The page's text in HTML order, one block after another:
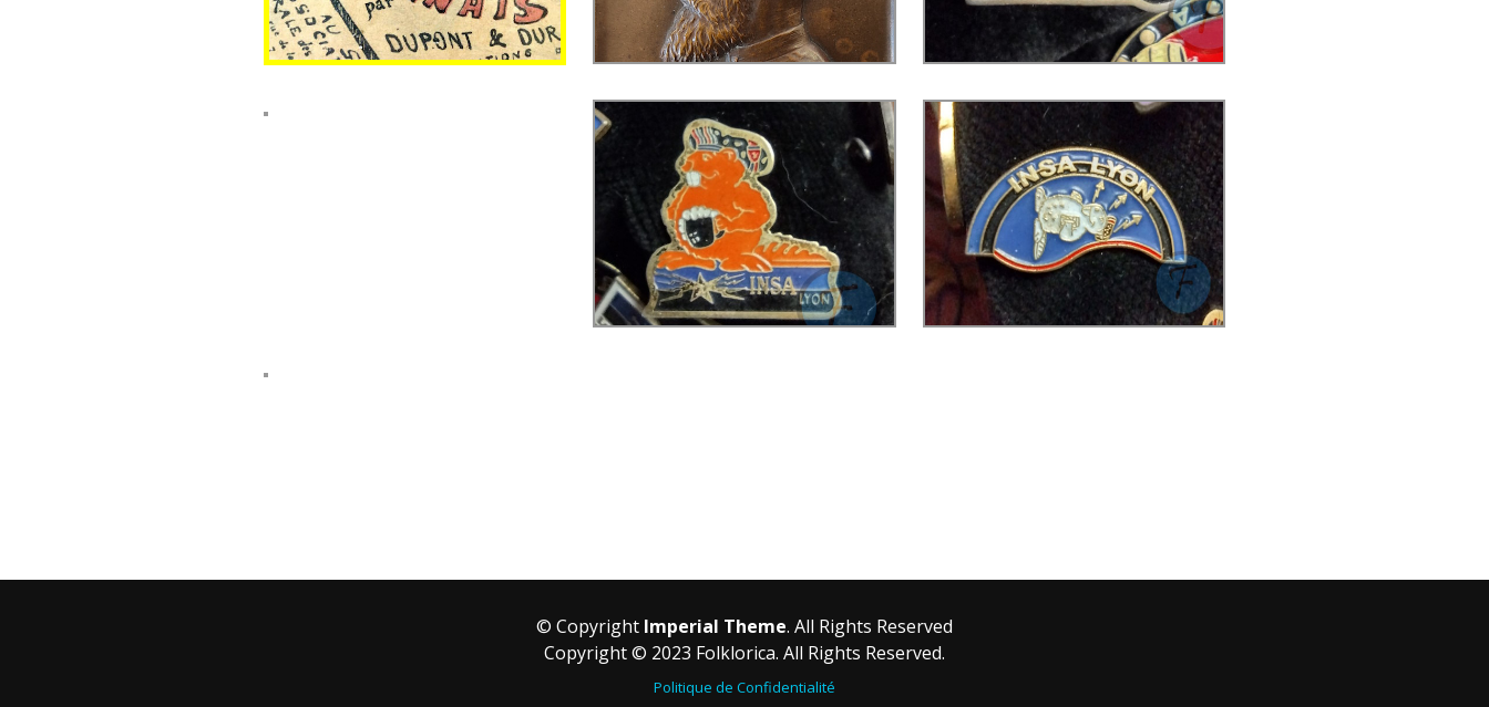
© Copyright Imperial Theme. All Rights Reserved
Copyright © 2023 Folklorica. All Rights Reserved.
Politique de Confidentialité